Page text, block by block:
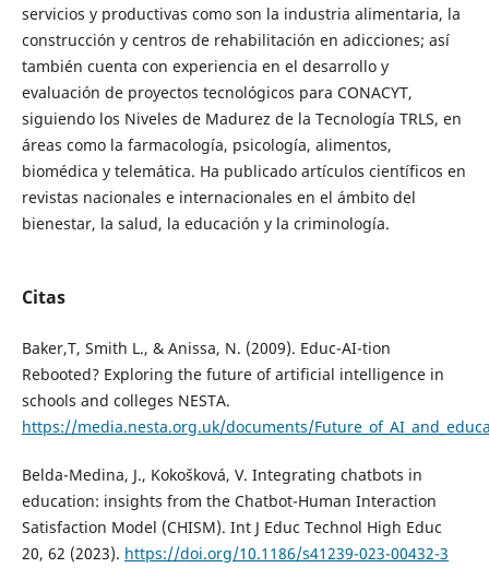
servicios y productivas como son la industria alimentaria, la
construcción y centros de rehabilitación en adicciones; así
también cuenta con experiencia en el desarrollo y
evaluación de proyectos tecnológicos para CONACYT,
siguiendo los Niveles de Madurez de la Tecnología TRLS, en
áreas como la farmacología, psicología, alimentos,
biomédica y telemática. Ha publicado artículos científicos en
revistas nacionales e internacionales en el ámbito del
bienestar, la salud, la educación y la criminología.
Citas
Baker,T, Smith L., & Anissa, N. (2009). Educ-AI-tion
Rebooted? Exploring the future of artificial intelligence in
schools and colleges NESTA.
https://media.nesta.org.uk/documents/
Belda-Medina, J., Kokošková, V. Integrating chatbots in
education: insights from the Chatbot-Human Interaction
Satisfaction Model (CHISM). Int J Educ Technol High Educ
20, 62 (2023). https://doi.org/10.1186/s41239-023-00432-3